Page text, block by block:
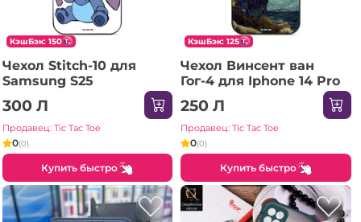
КэшБэк: 150
Чехол Stitch-10 для
Samsung S25
300 Л
Продавец: Tic Tac Toe
0(0)
Купить быстро
КэшБэк: 125
Чехол Винсент ван
Гог-4 для Iphone 14 Pro
250 Л
Продавец: Tic Tac Toe
0(0)
Купить быстро